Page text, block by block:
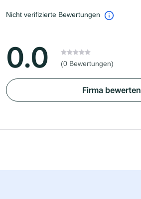
Nicht verifizierte Bewertungen
0.0 (0 Bewertungen)
Firma bewerten